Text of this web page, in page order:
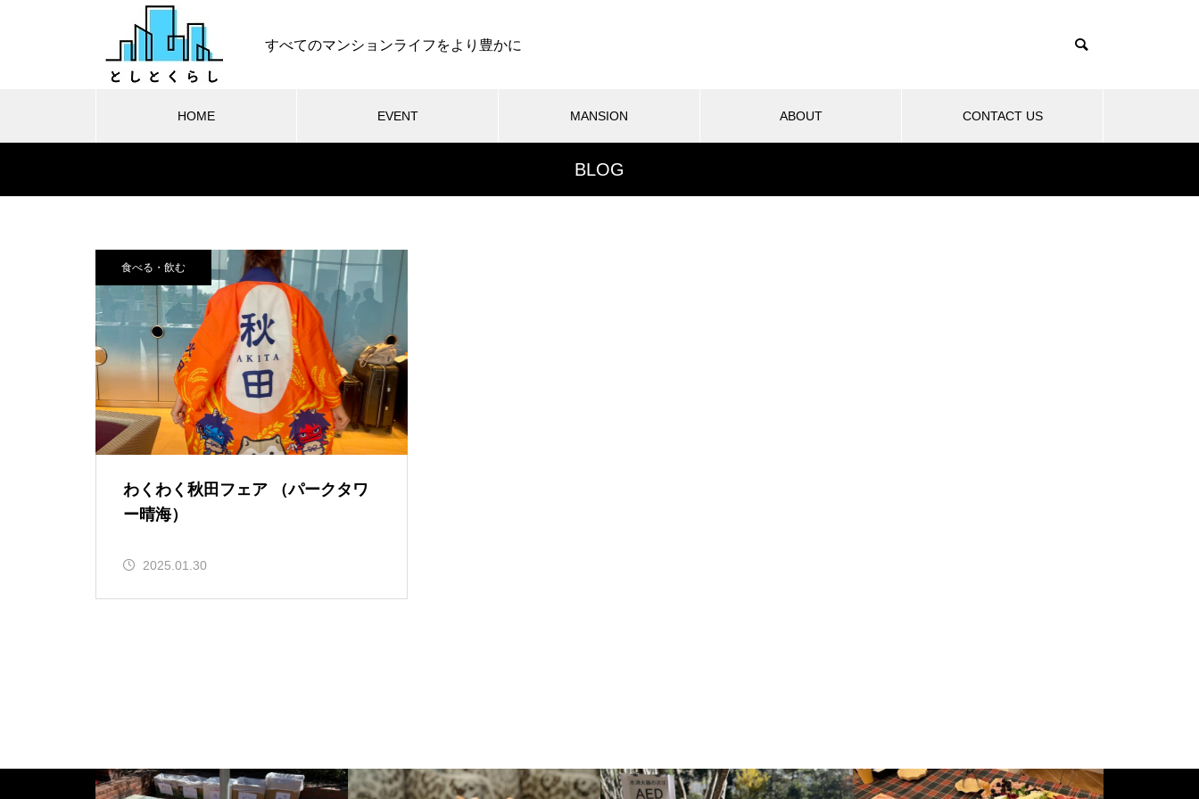
すべてのマンションライフをより豊かに
HOME EVENT MANSION ABOUT CONTACT US
BLOG
食べる・飲む
わくわく秋田フェア （パークタワ
ー晴海）
2025.01.30